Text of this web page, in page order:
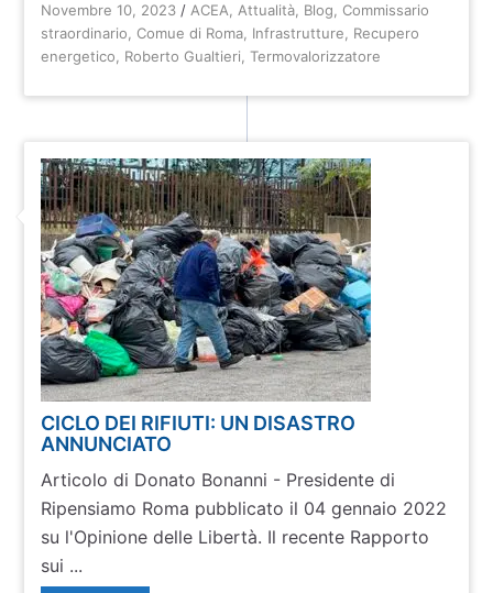
Novembre 10, 2023 / ACEA Attualità Blog ,Commissario
straordinario ,Comue di Roma Infrastrutture
Recupero
energetico
Roberto Gualtieri ,Termovalorizzatore
CICLO DEI RIFIUTI: UN DISASTRO
ANNUNCIATO
Articolo di Donato Bonanni - Presidente di
Ripensiamo Roma pubblicato il 04 gennaio 2022
su l'Opinione delle Libertà. Il recente Rapporto
sui ...